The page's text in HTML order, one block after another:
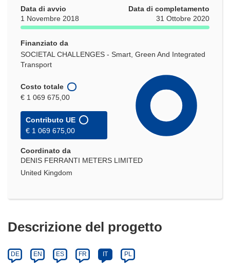
Data di avvio
1 Novembre 2018
Data di completamento
31 Ottobre 2020
Finanziato da
SOCIETAL CHALLENGES - Smart, Green And Integrated
Transport
Costo totale
€ 1 069 675,00
Contributo UE
€ 1 069 675,00
Coordinato da
DENIS FERRANTI METERS LIMITED
United Kingdom
Descrizione del progetto
DE EN ES FR IT PL